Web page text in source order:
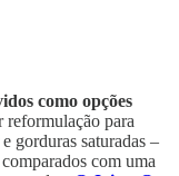
como opções
reformulação para
gorduras saturadas –
com uma